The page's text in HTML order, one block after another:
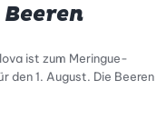
ist zum Meringue-
den 1. August. Die Beeren